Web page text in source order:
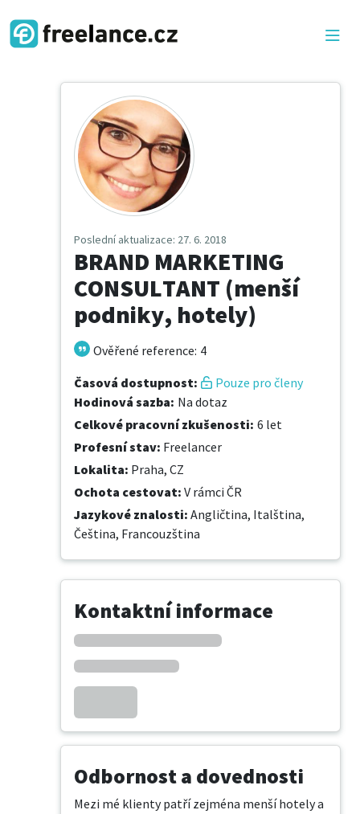
Poslední aktualizace: 27. 6. 2018
BRAND MARKETING
CONSULTANT (menší
podniky, hotely)
Ověřené reference: 4
Časová dostupnost:
Pouze pro členy
Hodinová sazba: Na dotaz
Celkové pracovní zkušenosti: 6 let
Profesní stav: Freelancer
Lokalita: Praha, CZ
Ochota cestovat: V rámci ČR
Jazykové znalosti: Angličtina, Italština,
Čeština, Francouzština
Kontaktní informace
Odbornost a dovednosti
Mezi mé klienty patří zejména menší hotely a